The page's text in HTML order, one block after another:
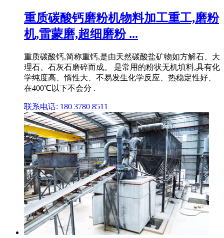
重质碳酸钙磨粉机物料加工重工,磨粉
机,雷蒙磨,超细磨粉 ...
重质碳酸钙,简称重钙,是由天然碳酸盐矿物如方解石、大
理石、石灰石磨碎而成。 是常用的粉状无机填料,具有化
学纯度高、惰性大、不易发生化学反应、热稳定性好、
在400℃以下不会分 .
联系电话: 180 3780 8511